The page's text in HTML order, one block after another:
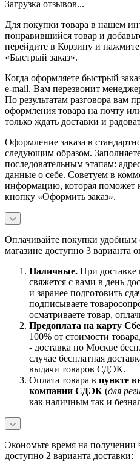
Загрузка отзывов...
Для покупки товара в нашем
понравившийся товар и
перейдите в Корзину и
«Быстрый заказ».
Когда оформляете быстрый
e-mail. Вам перезвонит
По результатам разговора вам
оформления товара на почту
только ждать доставки и
Оформление заказа в
следующим образом.
последовательным этапам:
данные о себе. Советуем в
информацию, которая поможет
кнопку «Оформить заказ».
Оплачивайте покупки удобным
магазине доступно 3 варианта
Наличные. При доставке
свяжется с вами в день
и заранее подготовить
подписываете
осматриваете товар,
Предоплата на карту
100% от стоимости
- доставка по Москве
случае бесплатная
выдачи товаров СДЭК.
Оплата товара в пункте
компании СДЭК (для
как наличным так и
Экономьте время на получении
доступно 2 варианта доставки: